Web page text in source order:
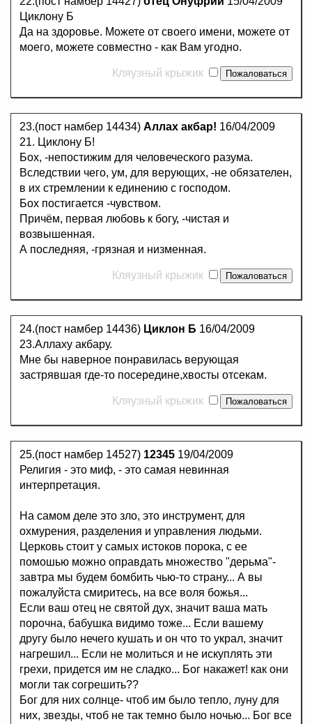
Циклону Б
Да на здоровье. Можете от своего имени, можете от
моего, можете совместно - как Вам угодно.
Кляузный крыжик
23.(пост намбер 14434) Аллах акбар! 16/04/2009
21. Циклону Б!
Бох, -непостижим для человеческого разума.
Вследствии чего, ум, для верующих, -не обязателен,
в их стремлении к единению с господом.
Бох постигается -чувством.
Причём, первая любовь к богу, -чистая и
возвышенная.
А последняя, -грязная и низменная.
Кляузный крыжик
24.(пост намбер 14436) Циклон Б 16/04/2009
23.Аллаху акбару.
Мне бы наверное понравилась верующая
застрявшая где-то посередине,хвосты отсекам.
Кляузный крыжик
25.(пост намбер 14527) 12345 19/04/2009
Религия - это миф, - это самая невинная
интерпретация.
На самом деле это зло, это инструмент, для
охмурения, разделения и управления людьми.
Церковь стоит у самых истоков порока, с ее
помошью можно оправдать множество "дерьма"-
завтра мы будем бомбить чью-то страну... А вы
пожалуйста смиритесь, на все воля божья...
Если ваш отец не святой дух, значит ваша мать
порочна, бабушка видимо тоже... Если вашему
другу было нечего кушать и он что то украл, значит
нагрешил... Если не молиться и не искуплять эти
грехи, придется им не сладко... Бог накажет! как они
могли так согрешить??
Бог для них солнце- чтоб им было тепло, луну для
них, звезды, чтоб не так темно было ночью... Бог все